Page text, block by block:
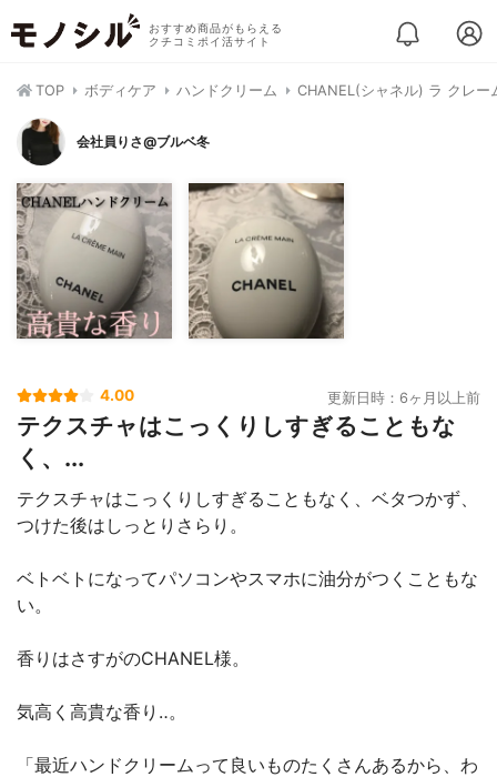
おすすめ商品がもらえる
クチコミポイ活サイト
TOP ボディケア ハンドクリーム CHANEL(シャネル) ラ クレー
会社員りさ@ブルベ冬
4.00 更新日時：6ヶ月以上前
テクスチャはこっくりしすぎることもな
く、...
テクスチャはこっくりしすぎることもなく、ベタつかず、
つけた後はしっとりさらり。
ベトベトになってパソコンやスマホに油分がつくこともな
い。
香りはさすがのCHANEL様。
気高く高貴な香り‥。
「最近ハンドクリームって良いものたくさんあるから、わ